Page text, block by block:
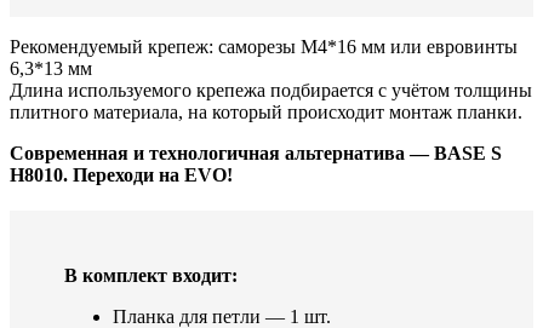
Рекомендуемый крепеж: саморезы М4*16 мм или евровинты
6,3*13 мм
Длина используемого крепежа подбирается с учётом толщины
плитного материала, на который происходит монтаж планки.
Современная и технологичная альтернатива — BASE S
H8010. Переходи на EVO!
В комплект входит:
Планка для петли — 1 шт.